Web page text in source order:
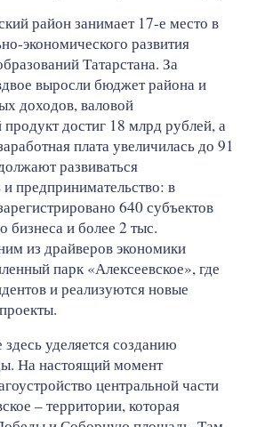
район занимает 17-е место в
экономического развития
Татарстана. За
выросли бюджет района и
доходов, валовой
достиг 18 млрд рублей, а
плата увеличилась до 91
развиваться
предпринимательство: в
640 субъектов
бизнеса и более 2 тыс.
из драйверов экономики
парк «Алексеевское», где
и реализуются новые
уделяется созданию
На настоящий момент
центральной части
– территории, которая